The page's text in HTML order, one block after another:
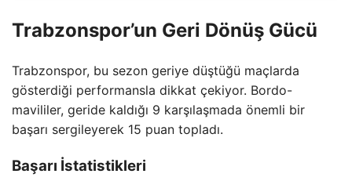
Trabzonspor’un Geri Dönüş Gücü
Trabzonspor, bu sezon geriye düştüğü maçlarda
gösterdiği performansla dikkat çekiyor. Bordo-
mavililer, geride kaldığı 9 karşılaşmada önemli bir
başarı sergileyerek 15 puan topladı.
Başarı İstatistikleri